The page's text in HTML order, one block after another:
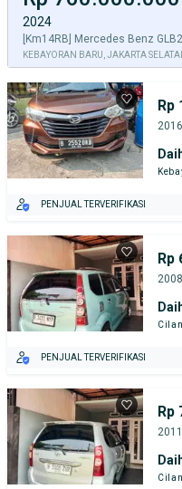
2024
[Km14RB] Mercedes Benz
KEBAYORAN BARU, JAKARTA
Rp
PENJUAL TERVERIFIKASI
Rp
PENJUAL TERVERIFIKASI
Rp